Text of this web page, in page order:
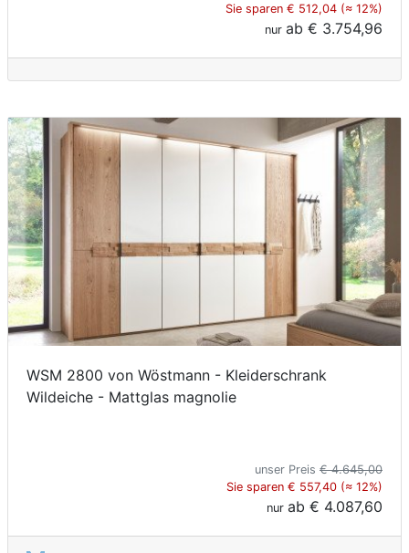
Sie sparen € 512,04 (≈ 12%)
nur ab € 3.754,96
WSM 2800 von Wöstmann - Kleiderschrank
Wildeiche - Mattglas magnolie
unser Preis € 4.645,00
Sie sparen € 557,40 (≈ 12%)
nur ab € 4.087,60